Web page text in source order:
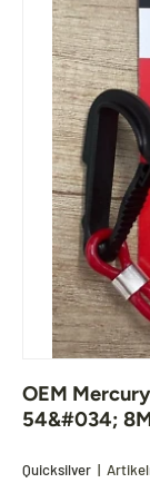
OEM
54&#034;
Quicksilver |